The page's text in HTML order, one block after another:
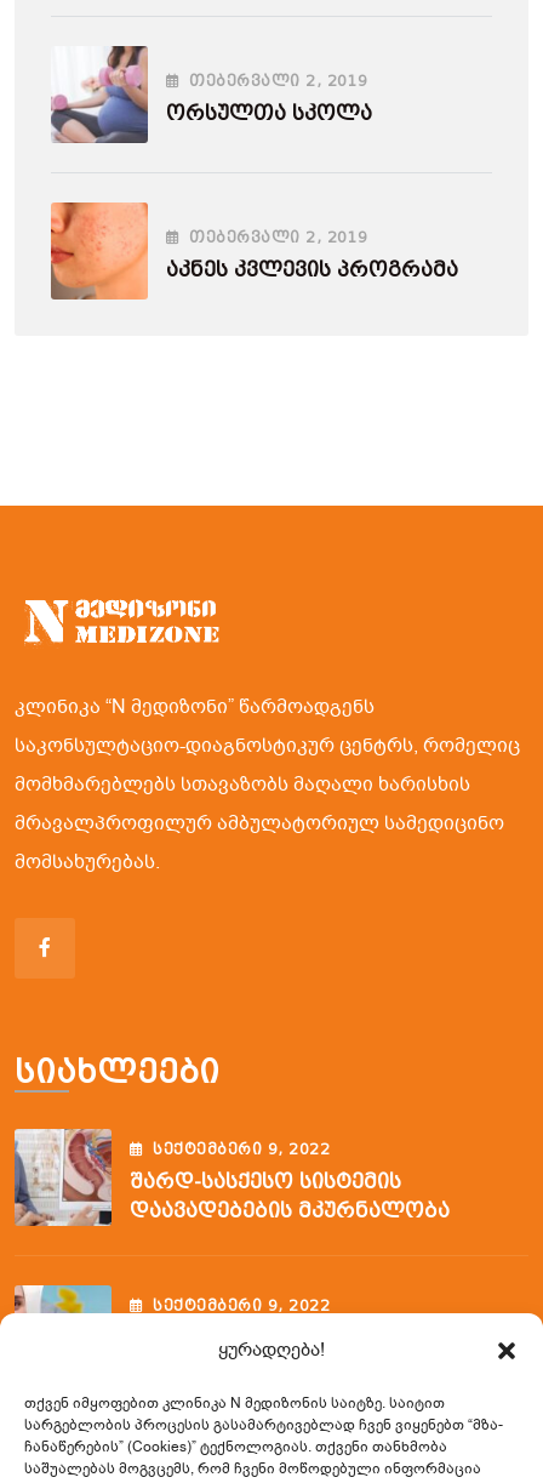
ყურადღება!
თქვენ იმყოფებით კლინიკა N მედიზონის საიტზე. საიტით
სარგებლობის პროცესის გასამარტივებლად ჩვენ ვიყენებთ“მზა-
ჩანაწერების” (Cookies)” ტექნოლოგიას. თქვენი თანხმობა
საშუალებას მოგვცემს, რომ ჩვენი მოწოდებული ინფორმაცია
ᲗᲔᲑᲔᲠᲕᲐᲚᲘ 2 , 2019
Ორსულთა Სკოლა
ᲗᲔᲑᲔᲠᲕᲐᲚᲘ 2 , 2019
Აკნეს Კვლევის Პროგრამა
კლინიკა “N მედიზონი” წარმოადგენს
საკონსულტაციო-დიაგნოსტიკურ ცენტრს, რომელიც
მომხმარებლებს სთავაზობს მაღალი ხარისხის
მრავალპროფილურ ამბულატორიულ სამედიცინო
მომსახურებას.
Სიახლეები
ᲡᲔᲥᲢᲔᲛᲑᲔᲠᲘ 9, 2022
Შარდ-Სასქესო Სისტემის
Დაავადებების Მკურნალობა
ᲡᲔᲥᲢᲔᲛᲑᲔᲠᲘ 9, 2022
Ფლებოტომიის Ვენოპუნქციის
Შემსწავლელი Კურსი
Საკონტაქტო Ინფორმაცია